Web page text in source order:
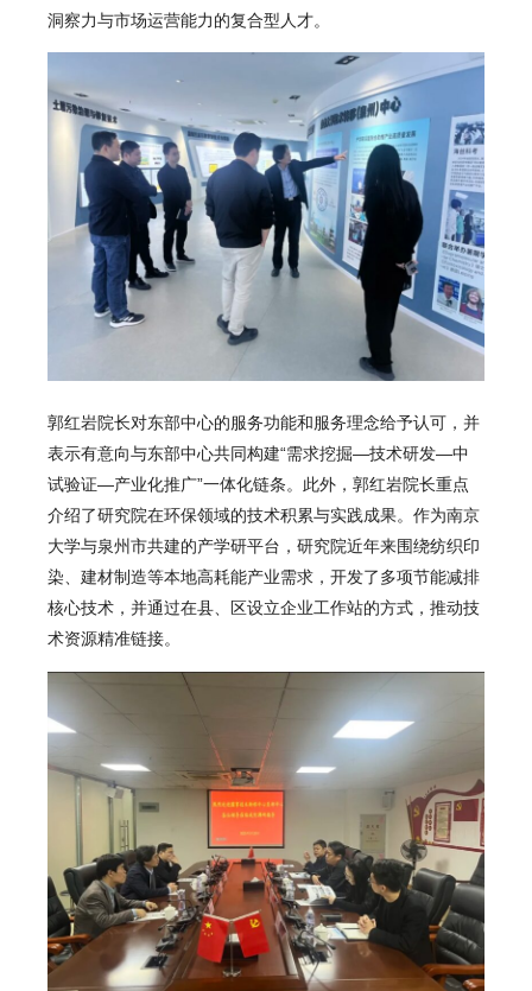
洞察力与市场运营能力的复合型人才。
郭红岩院长对东部中心的服务功能和服务理念给予认可，并
表示有意向与东部中心共同构建“需求挖掘—技术研发—中
试验证—产业化推广”一体化链条。此外，郭红岩院长重点
介绍了研究院在环保领域的技术积累与实践成果。作为南京
大学与泉州市共建的产学研平台，研究院近年来围绕纺织印
染、建材制造等本地高耗能产业需求，开发了多项节能减排
核心技术，并通过在县、区设立企业工作站的方式，推动技
术资源精准链接。